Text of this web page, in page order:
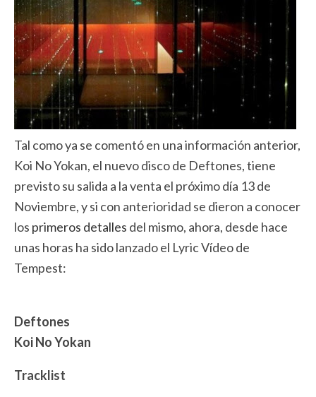
Tal como ya se comentó en una información anterior,
Koi No Yokan, el nuevo disco de Deftones, tiene
previsto su salida a la venta el próximo día 13 de
Noviembre, y si con anterioridad se dieron a conocer
los primeros detalles del mismo, ahora, desde hace
unas horas ha sido lanzado el Lyric Vídeo de
Tempest:
Deftones
Koi No Yokan
Tracklist